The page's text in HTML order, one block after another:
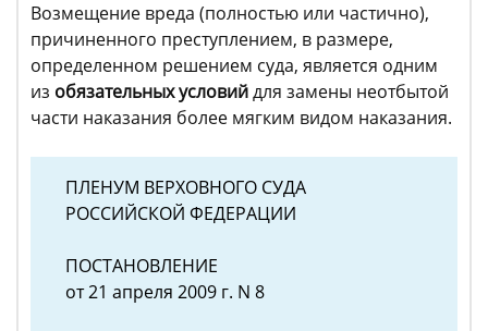
Возмещение вреда (полностью или частично),
причиненного преступлением, в размере,
определенном решением суда, является одним
из обязательных условийдля замены неотбытой
части наказания более мягким видом наказания.
ПЛЕНУМ ВЕРХОВНОГО СУДА
РОССИЙСКОЙ ФЕДЕРАЦИИ
ПОСТАНОВЛЕНИЕ
от 21 апреля 2009 г. N 8